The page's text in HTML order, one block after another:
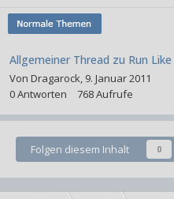
Allgemeiner Thread zu Run Like
Von Dragarock, 9. Januar 2011
0Antworten 768Aufrufe
Folgen diesem Inhalt 0